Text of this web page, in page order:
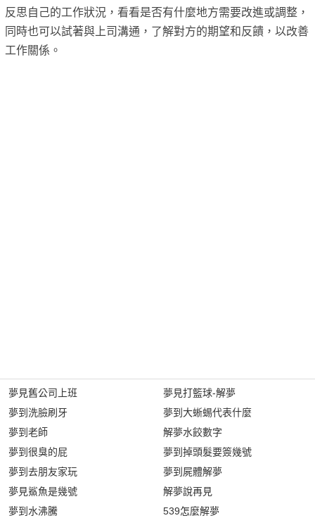
反思自己的工作狀況，看看是否有什麼地方需要改進或調整，
同時也可以試著與上司溝通，了解對方的期望和反饋，以改善
工作關係。
夢見舊公司上班
夢到洗臉刷牙
夢到老師
夢到很臭的屁
夢到去朋友家玩
夢見鯊魚是幾號
夢到水沸騰
夢見打籃球-解夢
夢到大蜥蜴代表什麼
解夢水餃數字
夢到掉頭髮要簽幾號
夢到屍體解夢
解夢說再見
539怎麼解夢